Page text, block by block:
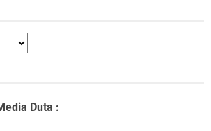
Duta :